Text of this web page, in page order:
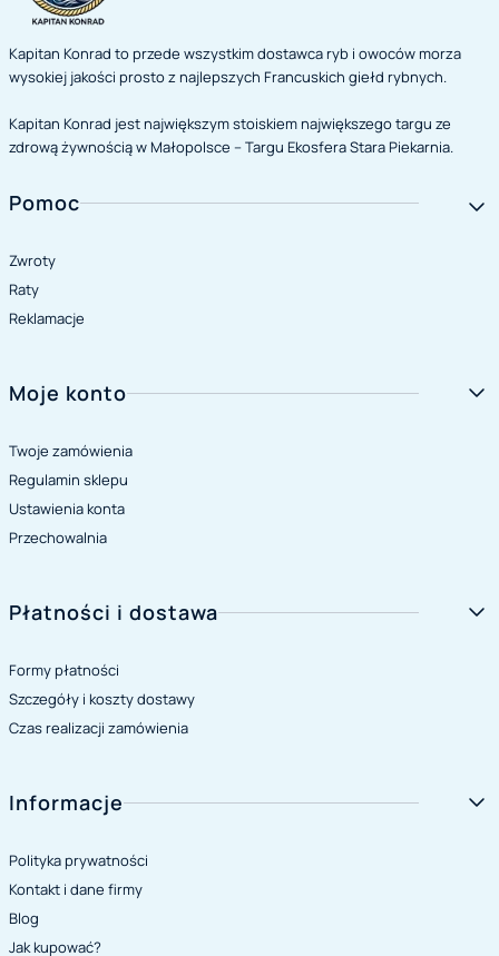
Kapitan Konrad to przede wszystkim dostawca ryb i owoców morza
wysokiej jakości prosto z najlepszych Francuskich giełd rybnych.
Kapitan Konrad jest największym stoiskiem największego targu ze
zdrową żywnością w Małopolsce – Targu Ekosfera Stara Piekarnia.
Linki w stopce
Pomoc
Zwroty
Raty
Reklamacje
Moje konto
Twoje zamówienia
Regulamin sklepu
Ustawienia konta
Przechowalnia
Płatności i dostawa
Formy płatności
Szczegóły i koszty dostawy
Czas realizacji zamówienia
Informacje
Polityka prywatności
Kontakt i dane firmy
Blog
Jak kupować?